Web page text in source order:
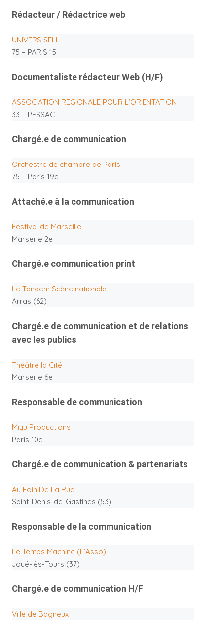
Rédacteur / Rédactrice web
UNIVERS SELL
75 – PARIS 15
Documentaliste rédacteur Web (H/F)
ASSOCIATION REGIONALE POUR L’ORIENTATION
33 – PESSAC
Chargé.e de communication
Orchestre de chambre de Paris
75 – Paris 19e
Attaché.e à la communication
Festival de Marseille
Marseille 2e
Chargé.e communication print
Le Tandem Scène nationale
Arras (62)
Chargé.e de communication et de relations
avec les publics
Théâtre la Cité
Marseille 6e
Responsable de communication
Miyu Productions
Paris 10e
Chargé.e de communication & partenariats
Au Foin De La Rue
Saint-Denis-de-Gastines (53)
Responsable de la communication
Le Temps Machine (L’Asso)
Joué-lès-Tours (37)
Chargé.e de communication H/F
Ville de Bagneux